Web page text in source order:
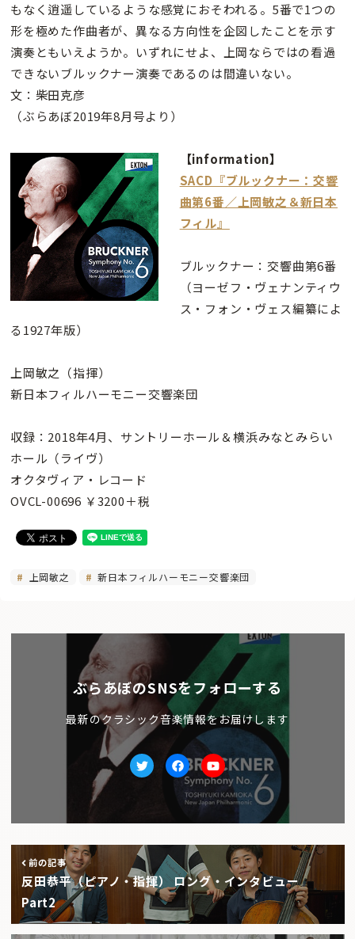
もなく逍遥しているような感覚におそわれる。5番で1つの
形を極めた作曲者が、異なる方向性を企図したことを示す
演奏ともいえようか。いずれにせよ、上岡ならではの看過
できないブルックナー演奏であるのは間違いない。
文：柴田克彦
（ぶらあぼ2019年8月号より）
【information】
SACD『ブルックナー：交響
曲第6番／上岡敏之＆新日本
フィル』
ブルックナー：交響曲第6番
（ヨーゼフ・ヴェナンティウ
ス・フォン・ヴェス編纂によ
る1927年版）
上岡敏之（指揮）
新日本フィルハーモニー交響楽団
収録：2018年4月、サントリーホール＆横浜みなとみらい
ホール（ライヴ）
オクタヴィア・レコード
OVCL-00696 ￥3200＋税
上岡敏之 新日本フィルハーモニー交響楽団
ぶらあぼのSNSをフォローする
最新のクラシック音楽情報をお届けします
TwitterfacebookYoutube
前の記事
反田恭平（ピアノ・指揮） ロング・インタビュー
Part2